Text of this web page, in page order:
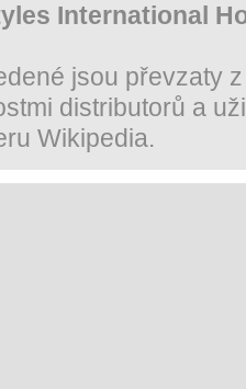
International
jsou převzaty
distributorů a
Wikipedia.